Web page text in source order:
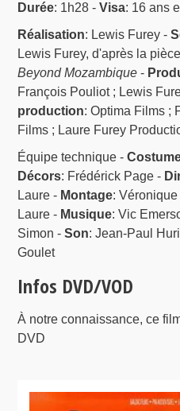
Durée: 1h28 -Visa: 16 ans
Réalisation: Lewis Furey -
Lewis Furey, d'après la
Beyond Mozambique -
François Pouliot ; Lewis
production: Optima Films ;
Films ; Laure Furey
Équipe technique -
Décors: Frédérick Page -
Laure - Montage:
Laure - Musique: Vic
Simon -Son: Jean-Paul
Goulet
Infos DVD/VOD
À notre connaissance, ce
DVD